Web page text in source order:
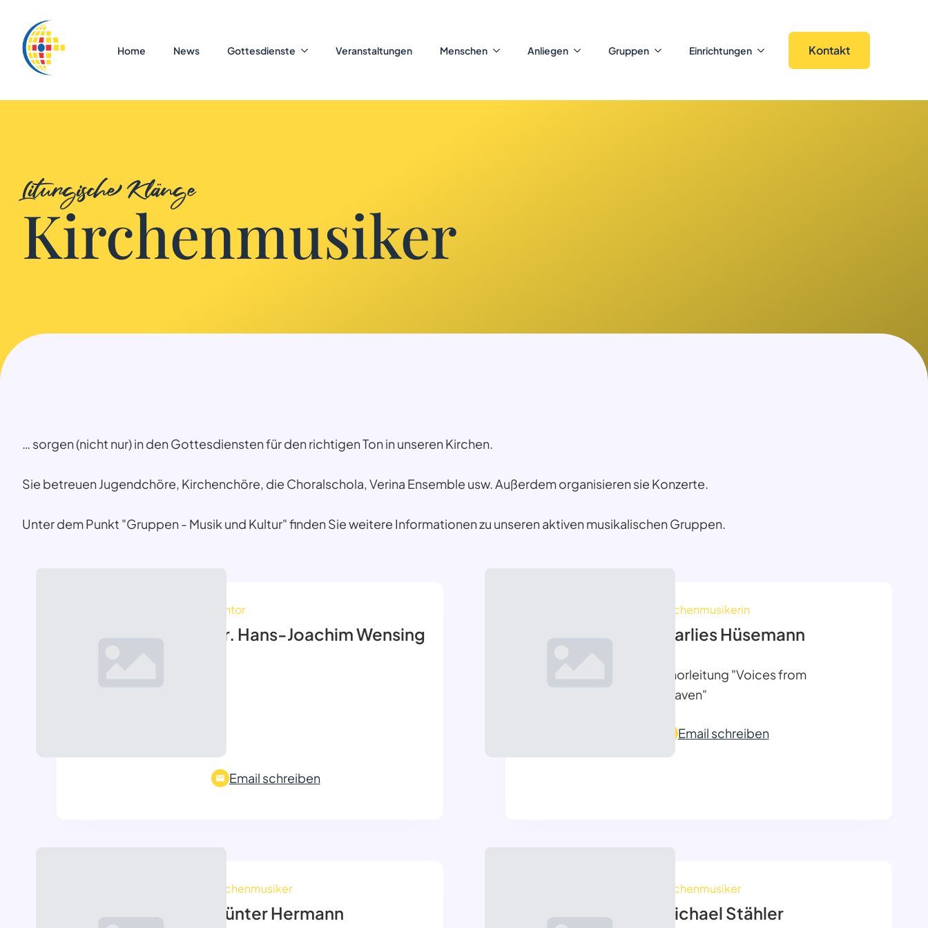
Home News Gottesdienste Veranstaltungen Menschen Anliegen Gruppen Einrichtungen Kontakt
Liturgische Klänge
Kirchenmusiker
… sorgen (nicht nur) in den Gottesdiensten für den richtigen Ton in unseren Kirchen.
Sie betreuen Jugendchöre, Kirchenchöre, die Choralschola, Verina Ensemble usw. Außerdem organisieren sie Konzerte.
Unter dem Punkt "Gruppen - Musik und Kultur" finden Sie weitere Informationen zu unseren aktiven musikalischen Gruppen.
Kantor
Dr. Hans-Joachim Wensing
Email schreiben
Kirchenmusikerin
Marlies Hüsemann
Chorleitung "Voices from
heaven"
Email schreiben
Kirchenmusiker
Günter Hermann
Kirchenmusiker
Michael Stähler